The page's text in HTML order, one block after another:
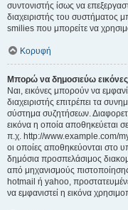
συντονιστής ίσως να
διαχειριστής του συστήματος
smilies που μπορείτε να
Κορυφή
Μπορώ να δημοσιεύω
Ναι, εικόνες μπορούν να
διαχειριστής επιτρέπει τα
σύστημα συζητήσεων.
εικόνα η οποία αποθηκεύεται
π.χ. http://www.example.com/
οι οποίες αποθηκεύονται στο
δημόσια προσπελάσιμος
από μηχανισμούς
hotmail ή yahoo,
να εμφανιστεί η εικόνα